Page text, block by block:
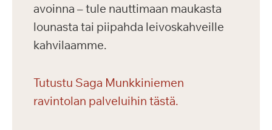
avoinna – tule nauttimaan maukasta
lounasta tai piipahda leivoskahveille
kahvilaamme.
Tutustu Saga Munkkiniemen
ravintolan palveluihin tästä.